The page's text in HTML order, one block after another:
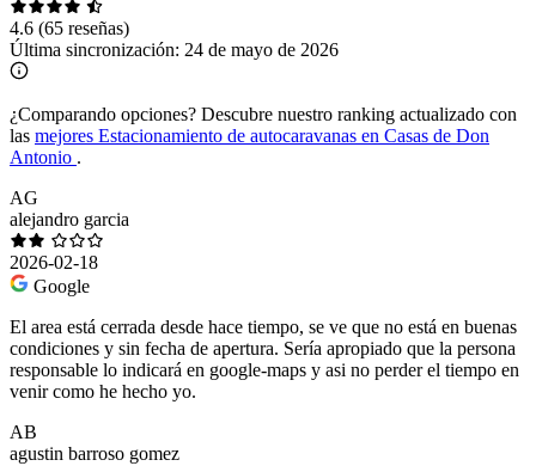
4.6 (65 reseñas)
Última sincronización: 24 de mayo de 2026
¿Comparando opciones? Descubre nuestro ranking actualizado con
las mejores Estacionamiento de autocaravanas en Casas de Don
Antonio .
AG
alejandro garcia
2026-02-18
Google
El area está cerrada desde hace tiempo, se ve que no está en buenas
condiciones y sin fecha de apertura. Sería apropiado que la persona
responsable lo indicará en google-maps y asi no perder el tiempo en
venir como he hecho yo.
AB
agustin barroso gomez